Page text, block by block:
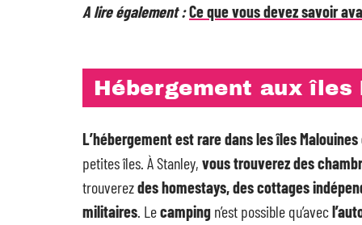
A lire également :Ce que vous devez savoir
Hébergement aux îles
L’hébergement est rare dans les îles
petites îles. À Stanley, vous trouverez des
trouverezdes homestays, des cottages
militaires . Lecamping n’est possible qu’avec